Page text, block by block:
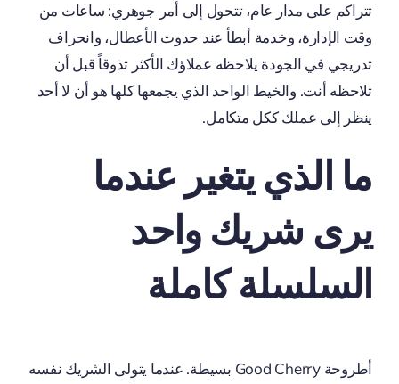
تتراكم على مدار عام، تتحول إلى أمر جوهري: ساعات من
وقت الإدارة، وخدمة أبطأ عند حدوث الأعطال، وانحراف
تدريجي في الجودة يلاحظه عملاؤك الأكثر تذوقاً قبل أن
تلاحظه أنت. والخيط الواحد الذي يجمعها كلها هو أن لا أحد
ينظر إلى عملك ككل متكامل.
ما الذي يتغير عندما
يرى شريك واحد
السلسلة كاملة
أطروحة Good Cherry بسيطة. عندما يتولى الشريك نفسه